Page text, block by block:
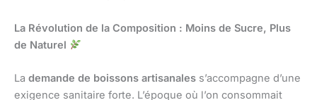
La Révolution de la Composition : Moins de Sucre, Plus
de Naturel
La demande de boissons artisanales s’accompagne d’une
exigence sanitaire forte. L’époque où l’on consommait